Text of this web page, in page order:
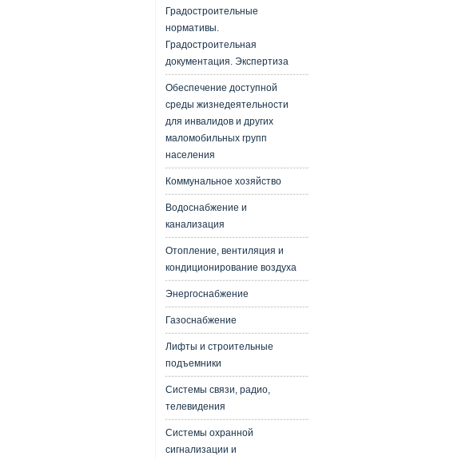
Градостроительные
нормативы.
Градостроительная
документация. Экспертиза
Обеспечение доступной
среды жизнедеятельности
для инвалидов и других
маломобильных групп
населения
Коммунальное хозяйство
Водоснабжение и
канализация
Отопление, вентиляция и
кондиционирование воздуха
Энергоснабжение
Газоснабжение
Лифты и строительные
подъемники
Системы связи, радио,
телевидения
Системы охранной
сигнализации и